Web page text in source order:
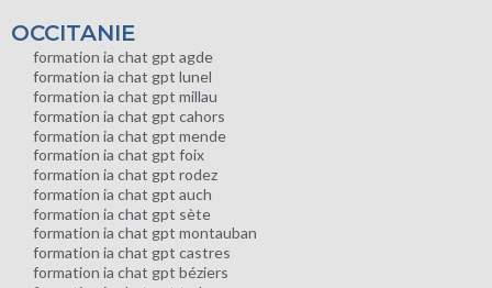
OCCITANIE
formation ia chat gpt agde
formation ia chat gpt lunel
formation ia chat gpt millau
formation ia chat gpt cahors
formation ia chat gpt mende
formation ia chat gpt foix
formation ia chat gpt rodez
formation ia chat gpt auch
formation ia chat gpt sète
formation ia chat gpt montauban
formation ia chat gpt castres
formation ia chat gpt béziers